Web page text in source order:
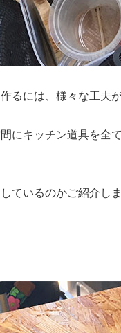
るには、様々な工夫が
にキッチン道具を全
ているのかご紹介しま